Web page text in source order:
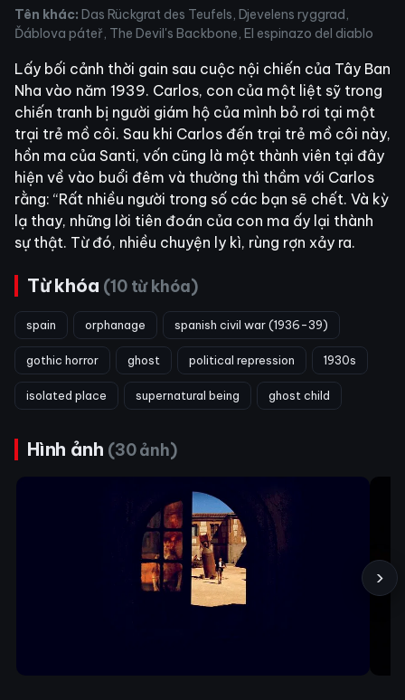
Tên khác: Das Rückgrat des Teufels, Djevelens ryggrad,
Ďáblova páteř, The Devil's Backbone, El espinazo del diablo
Lấy bối cảnh thời gain sau cuộc nội chiến của Tây Ban
Nha vào năm 1939. Carlos, con của một liệt sỹ trong
chiến tranh bị người giám hộ của mình bỏ rơi tại một
trại trẻ mồ côi. Sau khi Carlos đến trại trẻ mồ côi này,
hồn ma của Santi, vốn cũng là một thành viên tại đây
hiện về vào buổi đêm và thường thì thầm với Carlos
rằng: “Rất nhiều người trong số các bạn sẽ chết. Và kỳ
lạ thay, những lời tiên đoán của con ma ấy lại thành
sự thật. Từ đó, nhiều chuyện ly kì, rùng rợn xảy ra.
Từ khóa (10 từ khóa)
spain orphanage spanish civil war (1936-39)
gothic horror ghost political repression 1930s
isolated place supernatural being ghost child
Hình ảnh (30 ảnh)
›